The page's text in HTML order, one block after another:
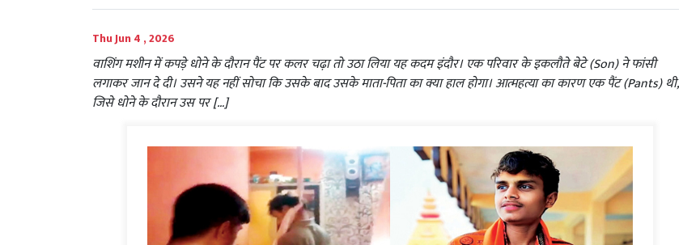
Thu Jun 4 , 2026
वाशिंग मशीन में कपड़े धोने के दौरान पैंट पर कलर चढ़ा तो उठा लिया यह कदम इंदौर। एक परिवार के इकलौते बेटे (Son) ने फांसी
लगाकर जान दे दी। उसने यह नहीं सोचा कि उसके बाद उसके माता-पिता का क्या हाल होगा। आत्महत्या का कारण एक पैंट (Pants) थी,
जिसे धोने के दौरान उस पर […]